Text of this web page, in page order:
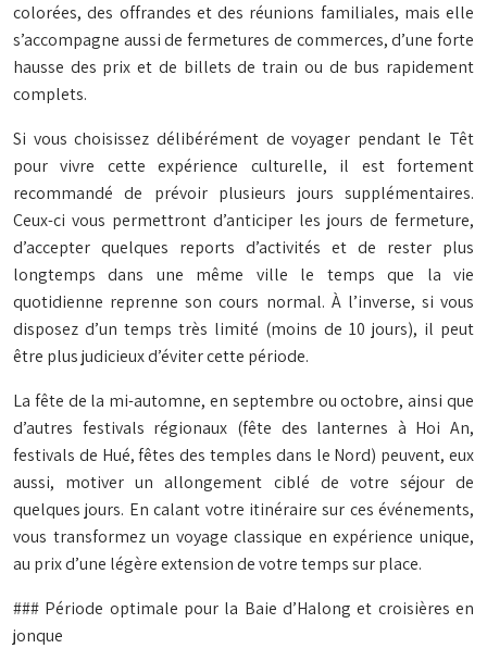
colorées, des offrandes et des réunions familiales, mais elle
s’accompagne aussi de fermetures de commerces, d’une forte
hausse des prix et de billets de train ou de bus rapidement
complets.
Si vous choisissez délibérément de voyager pendant le Têt
pour vivre cette expérience culturelle, il est fortement
recommandé de prévoir plusieurs jours supplémentaires.
Ceux-ci vous permettront d’anticiper les jours de fermeture,
d’accepter quelques reports d’activités et de rester plus
longtemps dans une même ville le temps que la vie
quotidienne reprenne son cours normal. À l’inverse, si vous
disposez d’un temps très limité (moins de 10 jours), il peut
être plus judicieux d’éviter cette période.
La fête de la mi-automne, en septembre ou octobre, ainsi que
d’autres festivals régionaux (fête des lanternes à Hoi An,
festivals de Hué, fêtes des temples dans le Nord) peuvent, eux
aussi, motiver un allongement ciblé de votre séjour de
quelques jours. En calant votre itinéraire sur ces événements,
vous transformez un voyage classique en expérience unique,
au prix d’une légère extension de votre temps sur place.
### Période optimale pour la Baie d’Halong et croisières en
jonque